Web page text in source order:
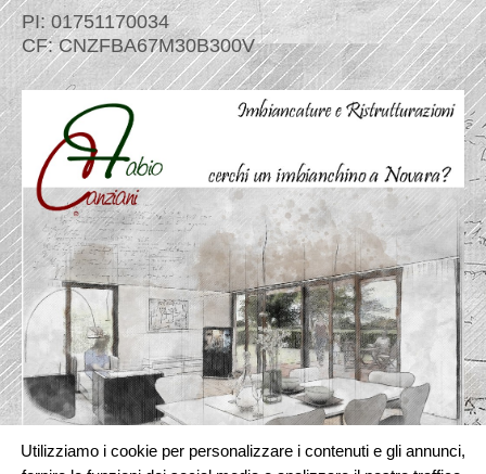
PI: 01751170034
CF: CNZFBA67M30B300V
Utilizziamo i cookie per personalizzare i contenuti e gli annunci,